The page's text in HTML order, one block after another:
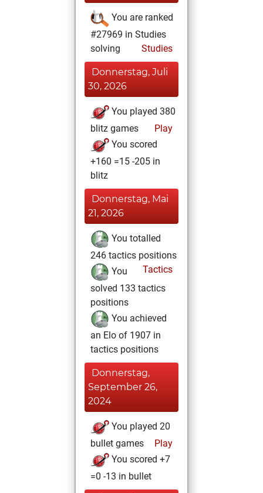
You are ranked
#27969 in Studies
solving
Studies
Donnerstag, Juli
30, 2026
You played 380
blitz games
Play
You scored
+160 =15 -205 in
blitz
Donnerstag, Mai
21, 2026
You totalled
246 tactics positions
Tactics
You
solved 133 tactics
positions
You achieved
an Elo of 1907 in
tactics positions
Donnerstag,
September 26,
2024
You played 20
bullet games
Play
You scored +7
=0 -13 in bullet